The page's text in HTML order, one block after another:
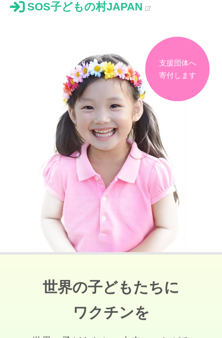
SOS子どもの村JAPAN
支援団体へ
寄付します
世界の子どもたちに
ワクチンを